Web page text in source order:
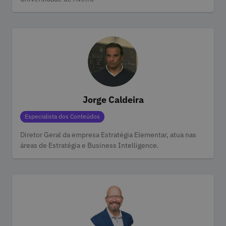
Jorge Caldeira
Categorias
Especialista dos Conteúdos
Diretor Geral da empresa Estratégia Elementar, atua nas
áreas de Estratégia e Business Intelligence.